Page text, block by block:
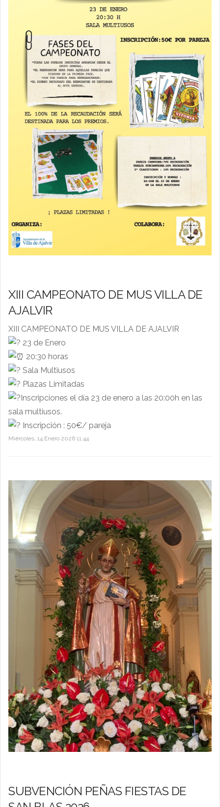
XIII CAMPEONATO DE MUS VILLA DE
AJALVIR
XIII CAMPEONATO DE MUS VILLA DE AJALVIR
23 de Enero
20:30 horas
Sala Multiusos
Plazas Limitadas
Inscripciones el día 23 de enero a las 20:00h en las
sala multiusos.
Inscripción : 50€/ pareja
Miércoles, 14 Enero 2026 11:44
SUBVENCIÓN PEÑAS FIESTAS DE